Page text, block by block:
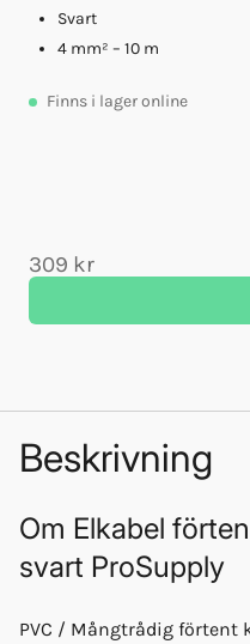
Svart
4 mm² – 10 m
Finns i lager online
309 kr
Beskrivning
Om Elkabel
svart ProSupply
PVC / Mångtrådig förtent